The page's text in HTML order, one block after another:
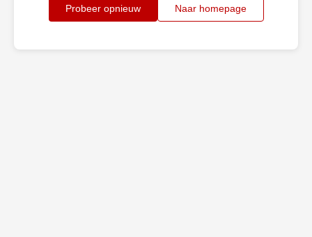
Probeer opnieuw Naar homepage